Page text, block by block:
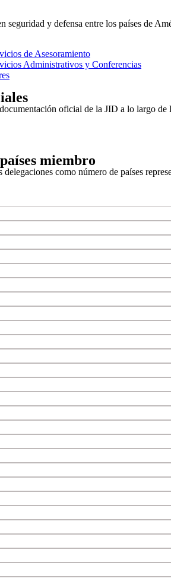
seguridad y defensa entre los países de
de Asesoramiento
Administrativos y Conferencias
oficial de la JID a lo largo de
miembro
como número de países